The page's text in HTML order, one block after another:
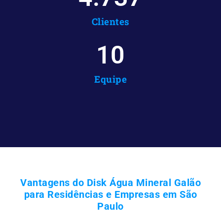
Clientes
Equipe
10
Vantagens do Disk Água Mineral Galão
para Residências e Empresas em São
Paulo